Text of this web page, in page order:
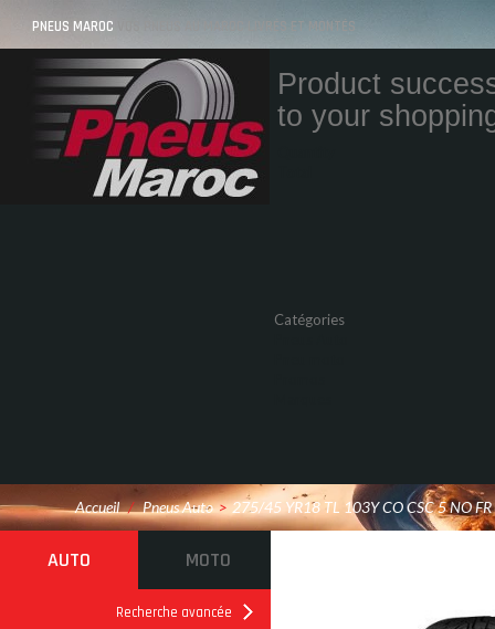
PNEUS MAROC VOS PNEUS AU MAROC LIVRÉS ET MONTÉS
Product
to your
Catégories
Accueil / Pneus Auto > 275/45 YR18 TL 103Y CO CSC 5 NO FR
AUTO MOTO
Recherche avancée